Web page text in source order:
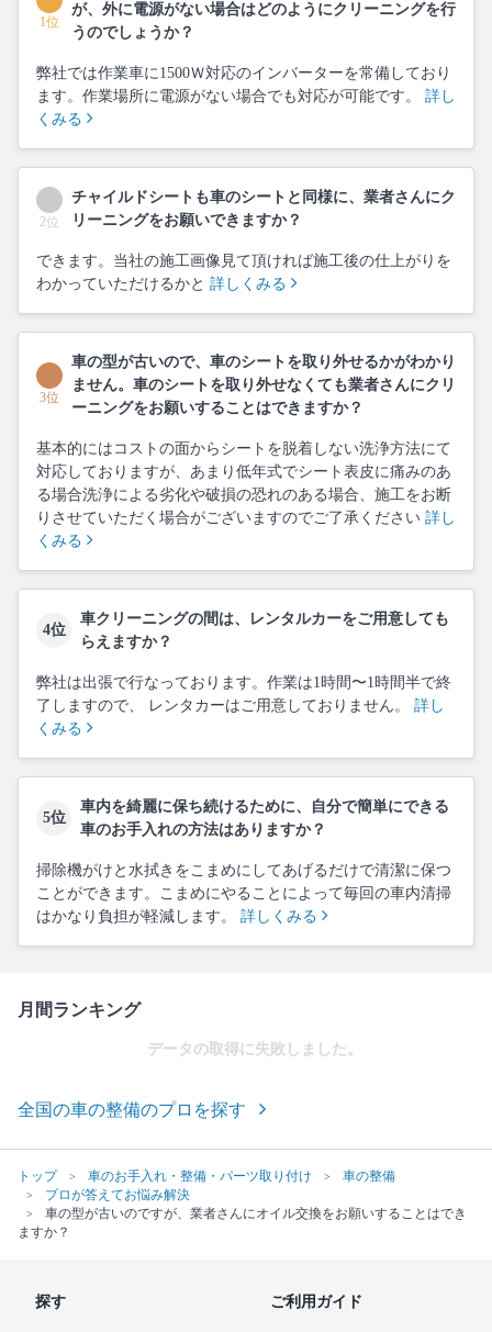
1位
が、外に電源がない場合はどのようにクリーニングを行
うのでしょうか？
弊社では作業車に1500Ｗ対応のインバーターを常備しており
ます。作業場所に電源がない場合でも対応が可能です。 詳し
くみる
2位
チャイルドシートも車のシートと同様に、業者さんにク
リーニングをお願いできますか？
できます。当社の施工画像見て頂ければ施工後の仕上がりを
わかっていただけるかと 詳しくみる
3位
車の型が古いので、車のシートを取り外せるかがわかり
ません。車のシートを取り外せなくても業者さんにクリ
ーニングをお願いすることはできますか？
基本的にはコストの面からシートを脱着しない洗浄方法にて
対応しておりますが、あまり低年式でシート表皮に痛みのあ
る場合洗浄による劣化や破損の恐れのある場合、施工をお断
りさせていただく場合がございますのでご了承ください 詳し
くみる
4位
車クリーニングの間は、レンタルカーをご用意しても
らえますか？
弊社は出張で行なっております。作業は1時間〜1時間半で終
了しますので、 レンタカーはご用意しておりません。 詳し
くみる
5位
車内を綺麗に保ち続けるために、自分で簡単にできる
車のお手入れの方法はありますか？
掃除機がけと水拭きをこまめにしてあげるだけで清潔に保つ
ことができます。こまめにやることによって毎回の車内清掃
はかなり負担が軽減します。 詳しくみる
月間ランキング
データの取得に失敗しました。
全国の車の整備のプロを探す
トップ 車のお手入れ・整備・パーツ取り付け
車の整備
プロが答えてお悩み解決
車の型が古いのですが、業者さんにオイル交換をお願いすることはでき
ますか？
探す ご利用ガイド